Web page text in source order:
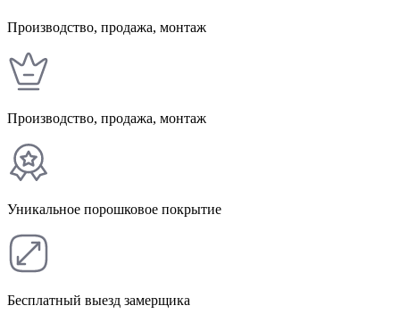
Производство, продажа, монтаж
Производство, продажа, монтаж
Уникальное порошковое покрытие
Бесплатный выезд замерщика